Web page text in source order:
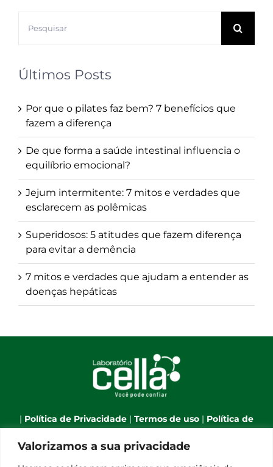
Valorizamos a sua privacidade
resultados
Últimos Posts
Por que o pilates faz bem? 7 benefícios que
fazem a diferença
De que forma a saúde intestinal influencia o
equilíbrio emocional?
Jejum intermitente: 7 mitos e verdades que
esclarecem as polêmicas
Superidosos: 5 atitudes que fazem diferença
para evitar a demência
7 mitos e verdades que ajudam a entender as
doenças hepáticas
| Política de Privacidade | Termos de uso | Política de
Cookies|Webmail|